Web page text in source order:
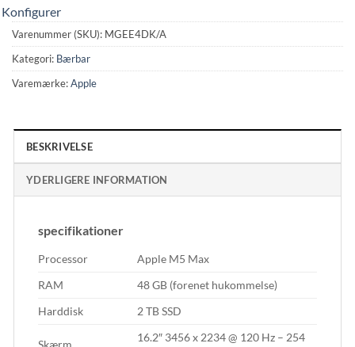
Konfigurer
Varenummer (SKU): MGEE4DK/A
Kategori: Bærbar
Varemærke:Apple
BESKRIVELSE
YDERLIGERE INFORMATION
specifikationer
Processor
Apple M5 Max
RAM
48 GB (forenet hukommelse)
Harddisk
2 TB SSD
Skærm
16.2″ 3456 x 2234 @ 120 Hz – 254